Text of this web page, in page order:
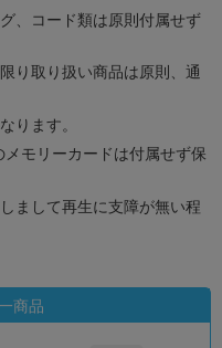
、コード類は原則付属せず
り取り扱い商品は原則、通
ります。
モリーカードは付属せず保
まして再生に支障が無い程
商品